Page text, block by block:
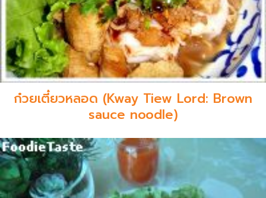
ก๋วยเตี๋ยวหลอด (Kway Tiew Lord: Brown
sauce noodle)